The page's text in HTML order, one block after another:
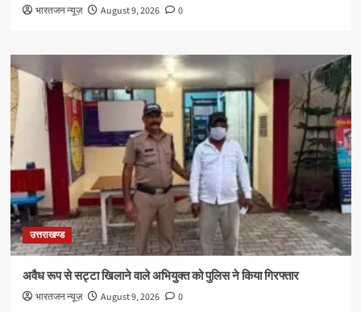
भारतजन न्यूज़ August 9, 2026 0
उत्तराखण्ड
अवैध रूप से सट्टा खिलाने वाले अभियुक्त को पुलिस ने किया गिरफ्तार
भारतजन न्यूज़ August 9, 2026 0